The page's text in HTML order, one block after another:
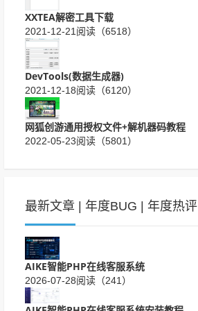
XXTEA解密工具下载
2021-12-21 阅读（6518）
DevTools(数据生成器)
2021-12-18阅读（6120）
网狐创游通用授权文件+解机器码教程
2022-05-23阅读（5801）
最新文章 | 年度BUG | 年度热评
AIKE智能PHP在线客服系统
2026-07-28阅读（241）